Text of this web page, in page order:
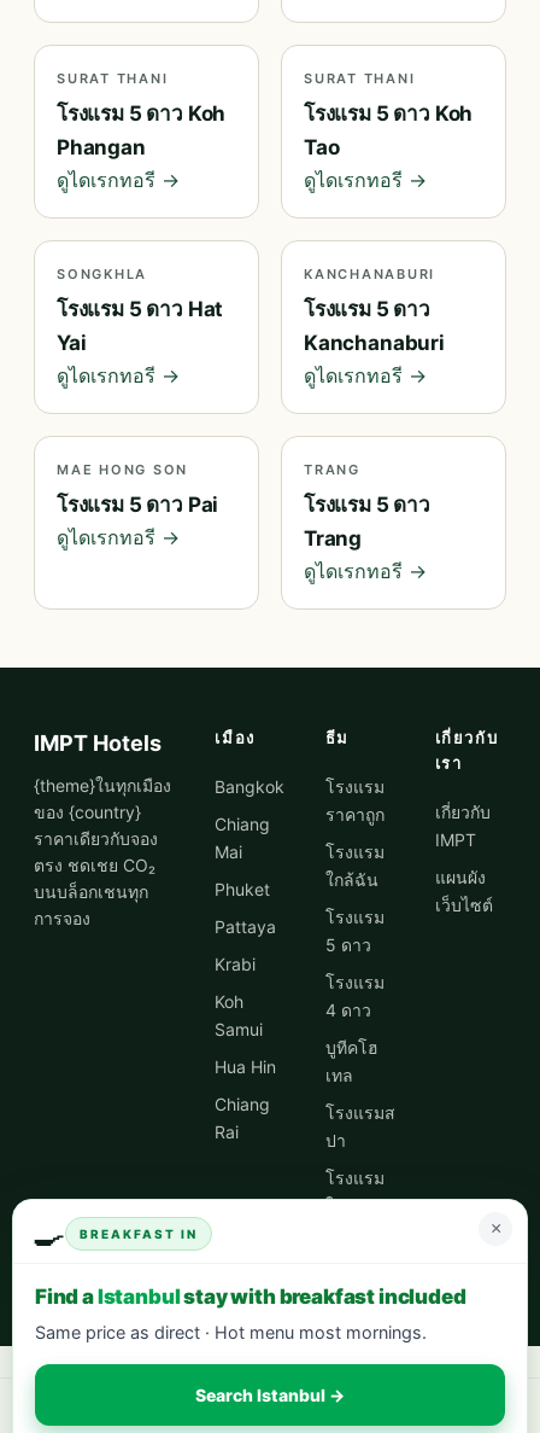
SURAT THANI
โรงแรม 5 ดาว Koh
Phangan
ดูไดเรกทอรี →
SURAT THANI
โรงแรม 5 ดาว Koh
Tao
ดูไดเรกทอรี →
SONGKHLA
โรงแรม 5 ดาว Hat
Yai
ดูไดเรกทอรี →
KANCHANABURI
โรงแรม 5 ดาว
Kanchanaburi
ดูไดเรกทอรี →
MAE HONG SON
โรงแรม 5 ดาว Pai
ดูไดเรกทอรี →
TRANG
โรงแรม 5 ดาว
Trang
ดูไดเรกทอรี →
IMPT Hotels
{theme}ในทุกเมือง
ของ {country}
ราคาเดียวกับจอง
ตรง ชดเชย CO₂
บนบล็อกเชนทุก
การจอง
เมือง
Bangkok
Chiang
Mai
Phuket
Pattaya
Krabi
Koh
Samui
Hua Hin
Chiang
Rai
ธีม
โรงแรม
ราคาถูก
โรงแรม
ใกล้ฉัน
โรงแรม
5 ดาว
โรงแรม
4 ดาว
บูทีคโฮ
เทล
โรงแรมส
ปา
โรงแรม
ใจกลาง
โรงแรม
เกี่ยวกับ
เรา
เกี่ยวกับ
IMPT
แผนผัง
เว็บไซต์
Book your next stay: hotels worldwide with 5% cash back
city breaks
🍳 BREAKFAST IN ×
Find aIstanbulstay with breakfast included
Same price as direct · Hot menu most mornings.
Search Istanbul →